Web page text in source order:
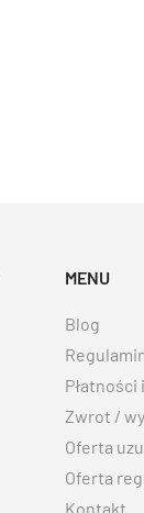
MENU
Blog
Płatności
Zwrot /
Oferta
Oferta
Kontakt